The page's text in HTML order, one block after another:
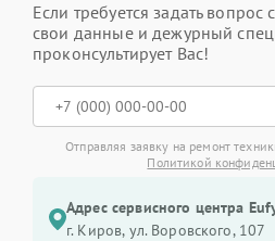
Если требуется задать вопрос
свои данные и дежурный
проконсультирует Вас!
Отправляя заявку на ремонт
Политикой
Адрес сервисного центра
г. Киров, ул. Воровского, 107